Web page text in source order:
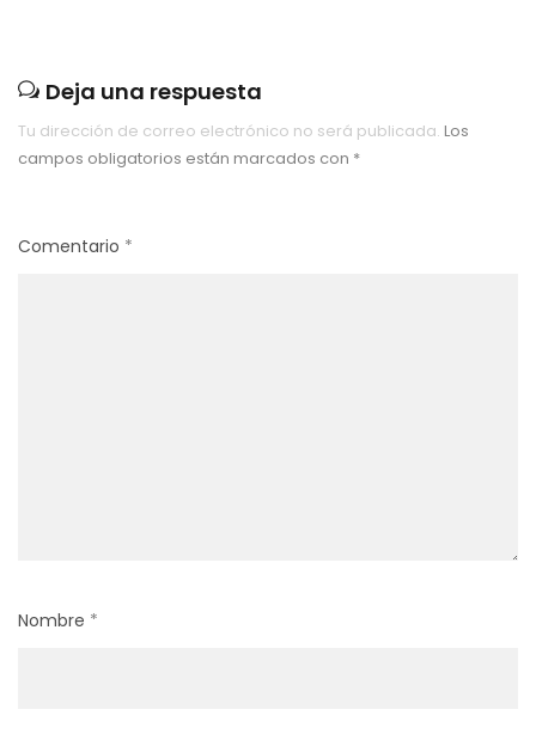
Deja una respuesta
Tu dirección de correo electrónico no será publicada. Los
campos obligatorios están marcados con *
Comentario *
Nombre *